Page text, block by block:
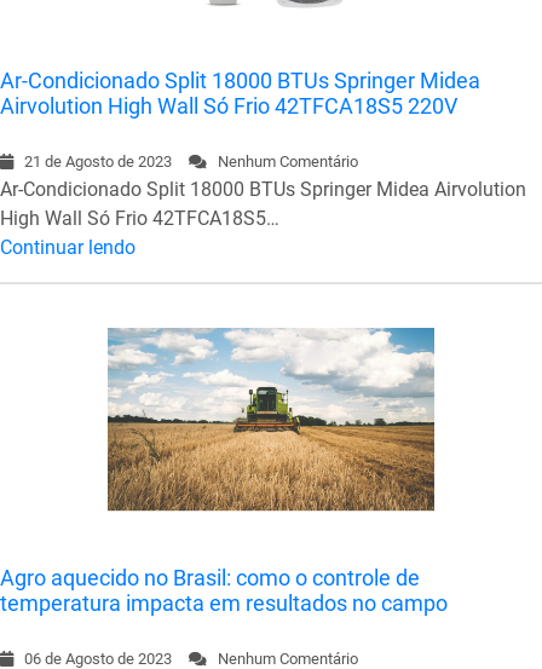
Ar-Condicionado Split 18000 BTUs Springer Midea
Airvolution High Wall Só Frio 42TFCA18S5 220V
21 de Agosto de 2023 Nenhum Comentário
Ar-Condicionado Split 18000 BTUs Springer Midea Airvolution
High Wall Só Frio 42TFCA18S5…
Continuar lendo
Agro aquecido no Brasil: como o controle de
temperatura impacta em resultados no campo
06 de Agosto de 2023 Nenhum Comentário